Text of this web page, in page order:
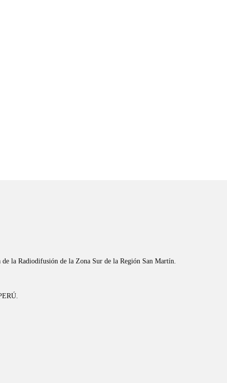
la Radiodifusión de la Zona Sur de la Región San Martín.